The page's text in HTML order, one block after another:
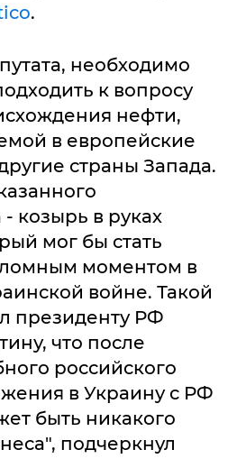
.
необходимо
к вопросу
нефти,
в европейские
страны Запада.
козырь в руках
мог бы стать
моментом в
войне. Такой
президенту РФ
что после
российского
в Украину с РФ
быть никакого
подчеркнул